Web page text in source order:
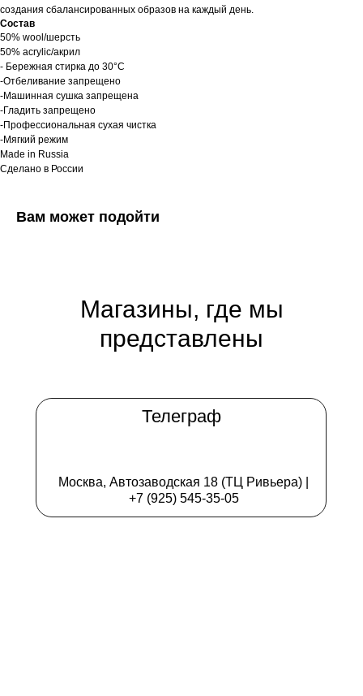
создания сбалансированных образов на каждый день.
Состав
50% wool/шерсть
50% acrylic/акрил
- Бережная стирка до 30°C
-Отбеливание запрещено
-Машинная сушка запрещена
-Гладить запрещено
-Профессиональная сухая чистка
-Мягкий режим
Made in Russia
Сделано в России
Вам может подойти
Магазины, где мы
представлены
Москва, Автозаводская 18 (ТЦ Ривьера) |
+7 (925) 545-35-05
Телеграф